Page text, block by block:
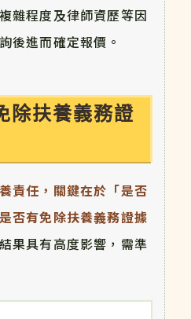
雜程度及律師資歷等因
後進而確定報價。
除扶養義務證
責任，關鍵在於「是否
否有免除扶養義務證據
果具有高度影響，需準